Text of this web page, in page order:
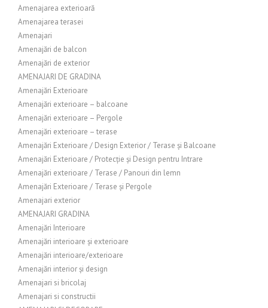
Amenajarea exterioară
Amenajarea terasei
Amenajari
Amenajări de balcon
Amenajări de exterior
AMENAJARI DE GRADINA
Amenajări Exterioare
Amenajări exterioare – balcoane
Amenajări exterioare – Pergole
Amenajări exterioare – terase
Amenajări Exterioare / Design Exterior / Terase și Balcoane
Amenajări Exterioare / Protecție și Design pentru Intrare
Amenajări exterioare / Terase / Panouri din lemn
Amenajări Exterioare / Terase și Pergole
Amenajari exterior
AMENAJARI GRADINA
Amenajări Interioare
Amenajări interioare și exterioare
Amenajări interioare/exterioare
Amenajări interior și design
Amenajari si bricolaj
Amenajari si constructii